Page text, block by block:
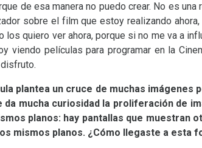
de esa manera no puedo crear. No es
sobre el film que estoy realizando
quiero ver ahora, porque si no me va a
viendo películas para programar en la
plantea un cruce de muchas imágenes
mucha curiosidad la proliferación de
planos: hay pantallas que muestran
mismos planos. ¿Cómo llegaste a esta